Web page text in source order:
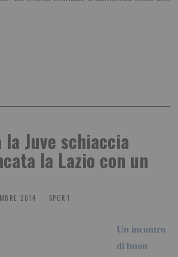
Juve schiaccia
la Lazio con un
2014 SPORT
Un incontro
di buon